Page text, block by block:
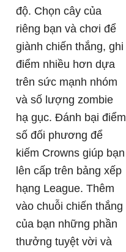
độ. Chọn cây của
riêng bạn và chơi để
giành chiến thắng, ghi
điểm nhiều hơn dựa
trên sức mạnh nhóm
và số lượng zombie
hạ gục. Đánh bại điểm
số đối phương để
kiếm Crowns giúp bạn
lên cấp trên bảng xếp
hạng League. Thêm
vào chuỗi chiến thắng
của bạn những phần
thưởng tuyệt vời và